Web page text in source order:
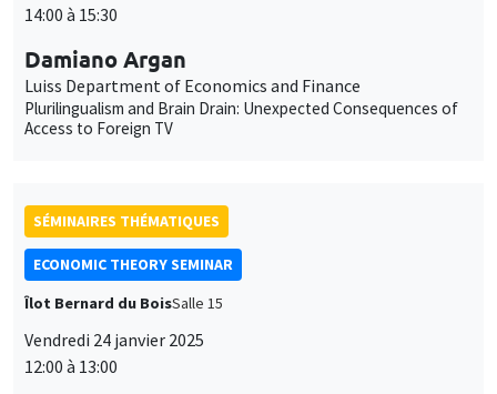
14:00 à 15:30
Damiano Argan
Luiss Department of Economics and Finance
Plurilingualism and Brain Drain: Unexpected Consequences of
Access to Foreign TV
SÉMINAIRES THÉMATIQUES
ECONOMIC THEORY SEMINAR
Îlot Bernard du BoisSalle 15
Vendredi 24 janvier 2025
12:00 à 13:00